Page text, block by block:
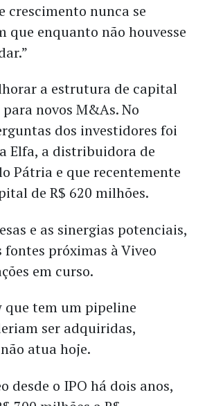
crescimento nunca se
que enquanto não houvesse
a estrutura de capital
novos M&As. No
dos investidores foi
Elfa, a distribuidora de
Pátria e que recentemente
de R$ 620 milhões.
e as sinergias potenciais,
próximas à Viveo
em curso.
que tem um pipeline
ser adquiridas,
atua hoje.
desde o IPO há dois anos,